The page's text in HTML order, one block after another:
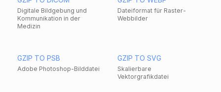
Digitale Bildgebung und
Kommunikation in der
Medizin
Dateiformat für Raster-
Webbilder
GZIP TO PSB
Adobe Photoshop-Bilddatei
GZIP TO SVG
Skalierbare
Vektorgrafikdatei